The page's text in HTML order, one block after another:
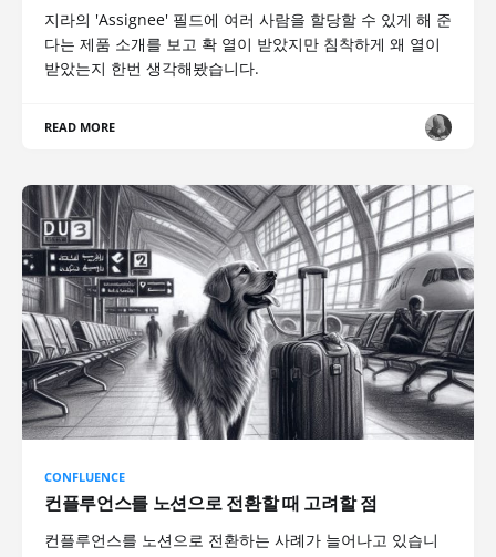
지라의 'Assignee' 필드에 여러 사람을 할당할 수 있게 해 준
다는 제품 소개를 보고 확 열이 받았지만 침착하게 왜 열이
받았는지 한번 생각해봤습니다.
READ MORE
CONFLUENCE
컨플루언스를 노션으로 전환할 때 고려할 점
컨플루언스를 노션으로 전환하는 사례가 늘어나고 있습니